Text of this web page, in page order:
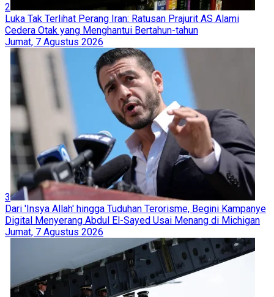
2
Luka Tak Terlihat Perang Iran: Ratusan Prajurit AS Alami
Cedera Otak yang Menghantui Bertahun-tahun
Jumat, 7 Agustus 2026
3
Dari 'Insya Allah' hingga Tuduhan Terorisme, Begini Kampanye
Digital Menyerang Abdul El-Sayed Usai Menang di Michigan
Jumat, 7 Agustus 2026